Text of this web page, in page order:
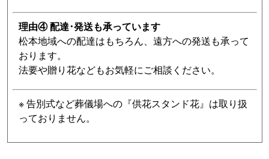
理由④ 配達･発送も承っています
松本地域への配達はもちろん、遠方への発送も承って
おります。
法要や贈り花などもお気軽にご相談ください。
※ 告別式など葬儀場への『供花スタンド花』は取り扱
っておりません。